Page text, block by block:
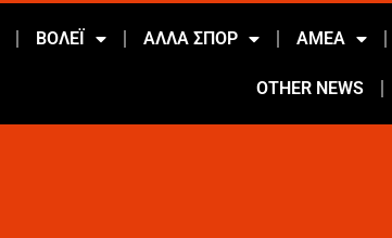
ΒΟΛΕΪ ΑΛΛΑ ΣΠΟΡ ΑΜΕΑ
OTHER NEWS